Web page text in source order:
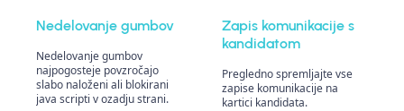
Nedelovanje gumbov
Nedelovanje gumbov
najpogosteje povzročajo
slabo naloženi ali blokirani
java scripti v ozadju strani.
Zapis komunikacije s
kandidatom
Pregledno spremljajte vse
zapise komunikacije na
kartici kandidata.